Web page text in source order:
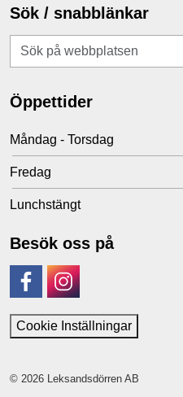
Sök / snabblänkar
Öppettider
Måndag - Torsdag
Fredag
Lunchstängt
Besök oss på
FacebookInstagram
Cookie Inställningar
© 2026 Leksandsdörren AB